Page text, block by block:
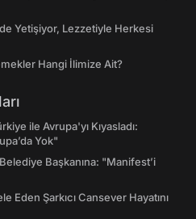
Yetişiyor, Lezzetiyle Herkesi
Hangi İlimize Ait?
ile Avrupa'yı Kıyasladı:
Yok"
Başkanına: "Manifest’i
Eden Şarkıcı Cansever Hayatını